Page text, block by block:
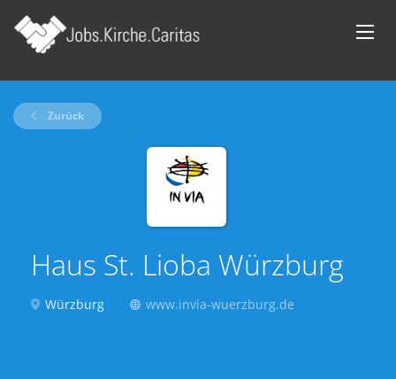
Zurück
Haus St. Lioba Würzburg
Würzburg www.invia-wuerzburg.de